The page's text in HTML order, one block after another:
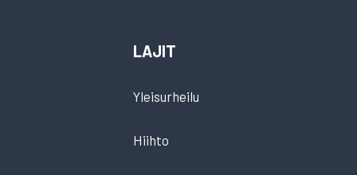
LAJIT
Yleisurheilu
Hiihto